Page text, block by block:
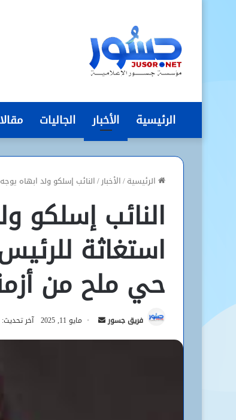
الرئيسية الأخبار الجاليات
الرئيسية/الأخبار/النائب إسلكو ولد ابهاه
النائب إسلكو
استغاثة
حي ملح من
فريق جسور
أرسل مايو 11, 2025 آخر تحديث: مايو